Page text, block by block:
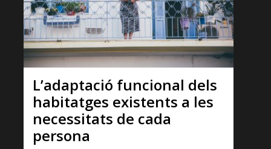
L’adaptació funcional dels
habitatges existents a les
necessitats de cada
persona